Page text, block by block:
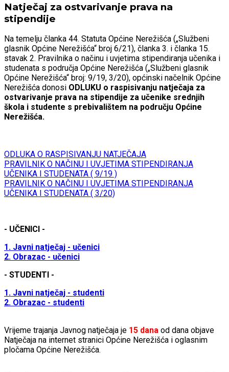
Natječaj za ostvarivanje prava na
stipendije
Na temelju članka 44. Statuta Općine Nerežišća („Službeni
glasnik Općine Nerežišća“ broj 6/21), članka 3. i članka 15.
stavak 2. Pravilnika o načinu i uvjetima stipendiranja učenika i
studenata s područja Općine Nerežišća („Službeni glasnik
Općine Nerežišća“ broj: 9/19, 3/20), općinski načelnik Općine
Nerežišća donosi ODLUKU o raspisivanju natječaja za
ostvarivanje prava na stipendije za učenike srednjih
škola i studente s prebivalištem na području Općine
Nerežišća.
ODLUKA O RASPISIVANJU NATJEČAJA
PRAVILNIK O NAČINU I UVJETIMA STIPENDIRANJA
UČENIKA I STUDENATA ( 9/19 )
PRAVILNIK O NAČINU I UVJETIMA STIPENDIRANJA
UČENIKA I STUDENATA ( 3/20)
- UČENICI -
1. Javni natječaj - učenici
2. Obrazac - učenici
- STUDENTI -
1. Javni natječaj - studenti
2. Obrazac - studenti
Vrijeme trajanja Javnog natječaja je 15 dana od dana objave
Natječaja na internet stranici Općine Nerežišća i oglasnim
pločama Općine Nerežišća.